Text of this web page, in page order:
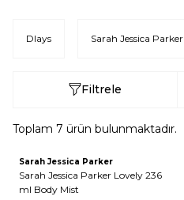
Dlays Sarah Jessica Parker
Filtrele
Toplam 7 ürün bulunmaktadır.
Sarah Jessica Parker
Sarah Jessica Parker Lovely 236
ml Body Mist